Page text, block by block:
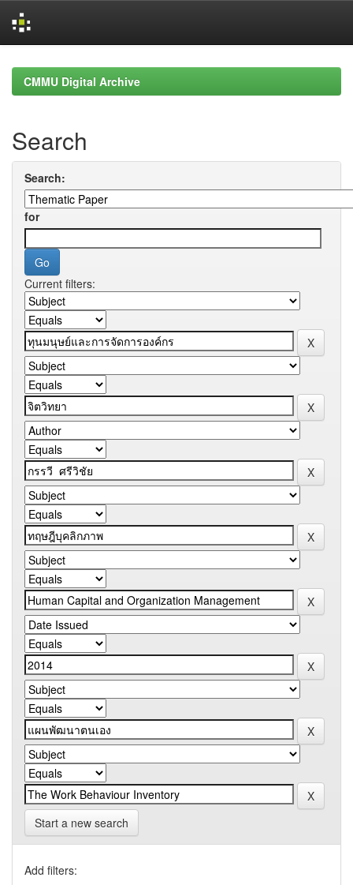
navigationCMMU Digital Archive
Search
Search:
for
Current filters:
Start a new search
Add filters: